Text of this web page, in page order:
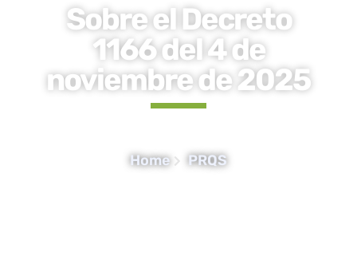
Sobre el Decreto
1166 del 4 de
noviembre de 2025
Home PRQS